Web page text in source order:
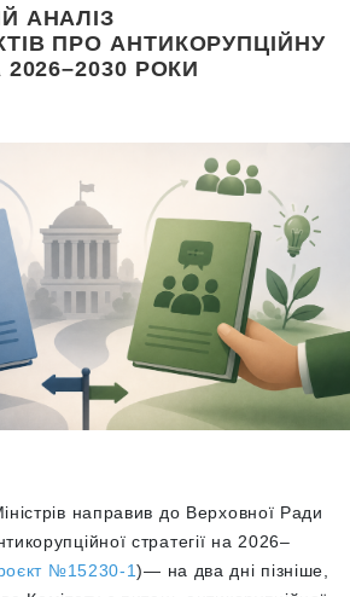
АНАЛІЗ
ПРО АНТИКОРУПЦІЙНУ
РОКИ
направив до Верховної Ради
стратегії на 2026–
№15230-1)— на два дні пізніше,